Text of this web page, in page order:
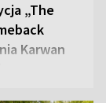
„The
Karwan